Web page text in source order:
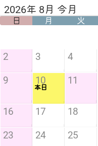
2 3 4
9 10
本日
11
16 17 18
23 24 25
2026年 8月 今月
日 月 火